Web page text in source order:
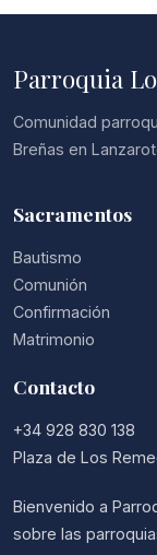
Parroquia
Comunidad
Breñas en
Sacramentos
Bautismo
Comunión
Confirmación
Matrimonio
Contacto
+34 928 830 138
Plaza de Los
Bienvenido a
sobre las